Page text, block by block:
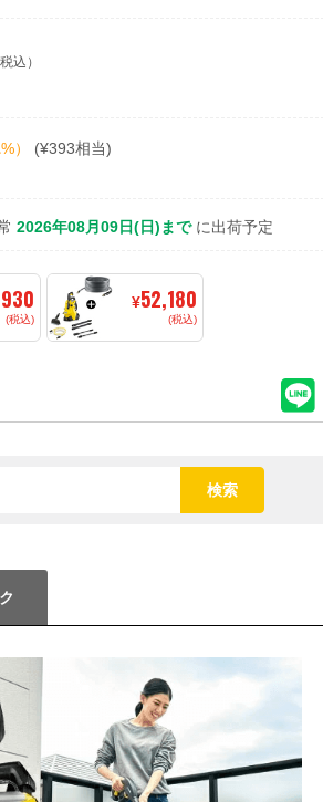
税込）
%） (¥393相当)
2026年08月09日(日)まで に出荷予定
(税込)
¥52,180
(税込)
検索